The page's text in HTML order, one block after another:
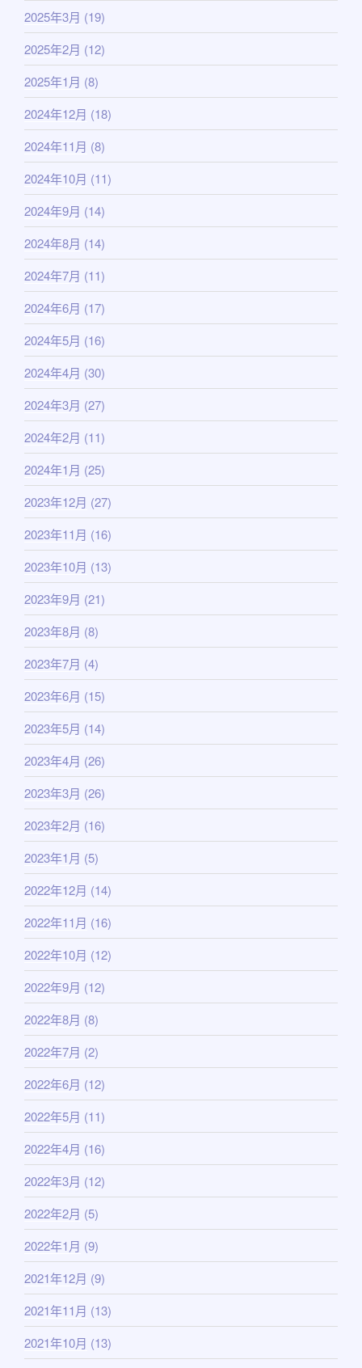
2025年3月 (19)
2025年2月 (12)
2025年1月 (8)
2024年12月 (18)
2024年11月 (8)
2024年10月 (11)
2024年9月 (14)
2024年8月 (14)
2024年7月 (11)
2024年6月 (17)
2024年5月 (16)
2024年4月 (30)
2024年3月 (27)
2024年2月 (11)
2024年1月 (25)
2023年12月 (27)
2023年11月 (16)
2023年10月 (13)
2023年9月 (21)
2023年8月 (8)
2023年7月 (4)
2023年6月 (15)
2023年5月 (14)
2023年4月 (26)
2023年3月 (26)
2023年2月 (16)
2023年1月 (5)
2022年12月 (14)
2022年11月 (16)
2022年10月 (12)
2022年9月 (12)
2022年8月 (8)
2022年7月 (2)
2022年6月 (12)
2022年5月 (11)
2022年4月 (16)
2022年3月 (12)
2022年2月 (5)
2022年1月 (9)
2021年12月 (9)
2021年11月 (13)
2021年10月 (13)